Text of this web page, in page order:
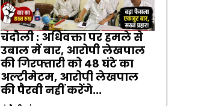
चंदौली : अधिवक्ता पर हमले से
उबाल में बार, आरोपी लेखपाल
की गिरफ्तारी को 48 घंटे का
अल्टीमेटम, आरोपी लेखपाल
की पैरवी नहीं करेंगे...